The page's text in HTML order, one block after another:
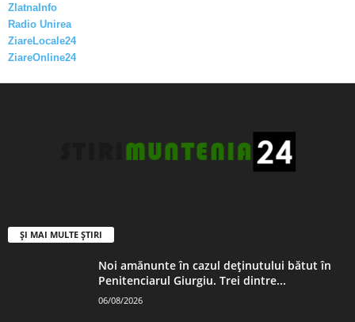
ZlatnaInfo
Radio Unirea
ZiareLocale24
ZiareOnline24
ȘI MAI MULTE ȘTIRI
Noi amănunte în cazul deținutului bătut în
Penitenciarul Giurgiu. Trei dintre...
06/08/2026